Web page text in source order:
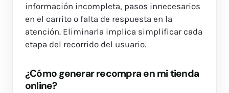
información incompleta, pasos innecesarios
en el carrito o falta de respuesta en la
atención. Eliminarla implica simplificar cada
etapa del recorrido del usuario.
¿Cómo generar recompra en mi tienda
online?